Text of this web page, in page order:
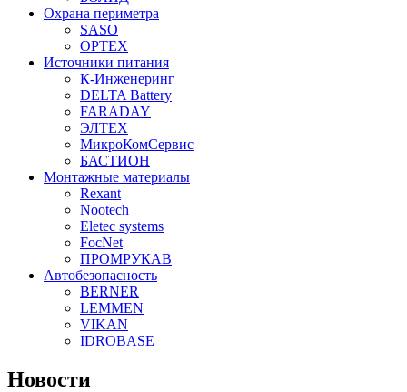
Охрана периметра
SASO
OPTEX
Источники питания
К-Инженеринг
DELTA Battery
FARADAY
ЭЛТЕХ
МикроКомСервис
БАСТИОН
Монтажные материалы
Rexant
Nootech
Eletec systems
FocNet
ПРОМРУКАВ
Автобезопасность
BERNER
LEMMEN
VIKAN
IDROBASE
Новости